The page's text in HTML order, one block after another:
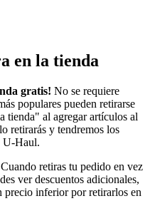
en la tienda
gratis! No se requiere
populares pueden retirarse
tienda" al agregar artículos al
retirarás y tendremos los
U-Haul.
Cuando retiras tu pedido en vez
ver descuentos adicionales,
precio inferior por retirarlos en